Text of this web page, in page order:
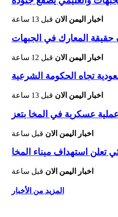
اخبار اليمن الان قبل 13 ساعة
المعارك في الجبهات
اخبار اليمن الان قبل 12 ساعة
تجاه الحكومة الشرعية
اخبار اليمن الان قبل 13 ساعة
عسكرية في المخا بتعز
اخبار اليمن الان قبل ساعة
تعلن استهداف ميناء المخا
اخبار اليمن الان قبل ساعة
المزيد من الأخبار